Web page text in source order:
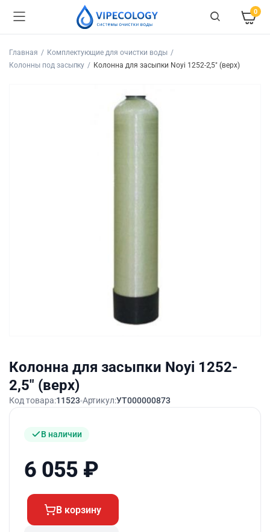
0
Главная
Комплектующие для очистки воды
Колонны под засыпку
Колонна для засыпки Noyi 1252-2,5″ (верх)
Колонна для засыпки Noyi 1252-
2,5″ (верх)
Код товара:11523 Артикул:УТ000000873
В наличии
6 055 ₽
В корзину